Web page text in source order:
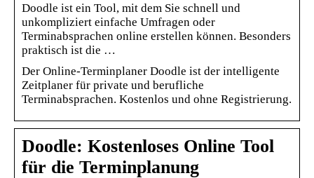
Doodle ist ein Tool, mit dem Sie schnell und
unkompliziert einfache Umfragen oder
Terminabsprachen online erstellen können. Besonders
praktisch ist die …
Der Online-Terminplaner Doodle ist der intelligente
Zeitplaner für private und berufliche
Terminabsprachen. Kostenlos und ohne Registrierung.
Doodle: Kostenloses Online Tool
für die Terminplanung